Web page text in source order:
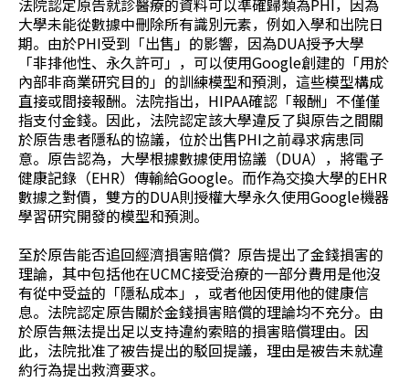
法院認定原告就診醫療的資料可以準確歸類為PHI，因為
大學未能從數據中刪除所有識別元素，例如入學和出院日
期。由於PHI受到「出售」的影響，因為DUA授予大學
「非排他性、永久許可」，可以使用Google創建的「用於
內部非商業研究目的」的訓練模型和預測，這些模型構成
直接或間接報酬。法院指出，HIPAA確認「報酬」不僅僅
指支付金錢。因此，法院認定該大學違反了與原告之間關
於原告患者隱私的協議，位於出售PHI之前尋求病患同
意。原告認為，大學根據數據使用協議（DUA），將電子
健康記錄（EHR）傳輸給Google。而作為交換大學的EHR
數據之對價，雙方的DUA則授權大學永久使用Google機器
學習研究開發的模型和預測。
至於原告能否追回經濟損害賠償？原告提出了金錢損害的
理論，其中包括他在UCMC接受治療的一部分費用是他沒
有從中受益的「隱私成本」，或者他因使用他的健康信
息。法院認定原告關於金錢損害賠償的理論均不充分。由
於原告無法提出足以支持違約索賠的損害賠償理由。因
此，法院批准了被告提出的駁回提議，理由是被告未就違
約行為提出救濟要求。